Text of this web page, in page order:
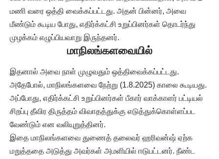
மணி வரை ஒத்தி வைக்கப்பட்டது. அதன் பின்னர், அவை
மீண்டும் கூடிய போது, எதிர்க்கட்சி உறுப்பினர்கள் தொடர்ந்து
முழக்கம் எழுப்பியவாறு இருந்தனர்.
மாநிலங்களவையில்
இதனால் அவை நாள் முழுவதும் ஒத்திவைக்கப்பட்டது.
அதேபோல், மாநிலங்களவை நேற்று (1.8.2025) காலை கூடியது.
அப்போது, எதிர்க்கட்சி உறுப்பினர்கள் பீகார் வாக்காளர் பட்டியல்
சிறப்பு தீவிர திருத்தம் விவாதத்துக்கு எடுத்துக்கொள்ளப்பட
வேண்டும் என வலியுறுத்தினர்.
இதை மாநிலங்களவை துணைத் தலைவர் ஹரிவன்ஷ் ஏற்க
மறுத்ததை அடுத்து அவர்கள் அமளியில் ஈடுபட்டனர். நீண்ட